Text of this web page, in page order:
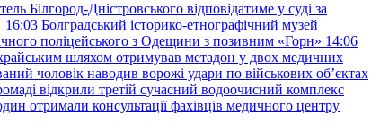
Білгород-Дністровського відповідатиме у суді за
16:03 Болградський історико-етнографічний музей
поліцейського з Одещини з позивним «Горн» 14:06
шляхом отримував метадон у двох медичних
чоловік наводив ворожі удари по військових обʼєктах
відкрили третій сучасний водоочисний комплекс
отримали консультації фахівців медичного центру